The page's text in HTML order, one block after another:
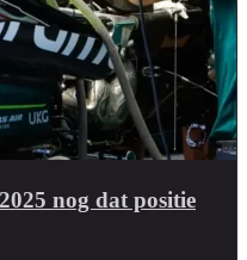
nog dat positie